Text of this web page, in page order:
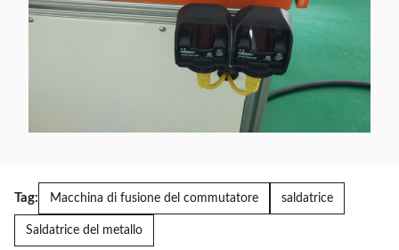
Tag: Macchina di fusione del commutatore saldatrice
Saldatrice del metallo